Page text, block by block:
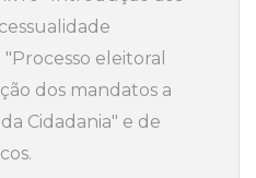
eleitoral
dos mandatos a
Cidadania" e de